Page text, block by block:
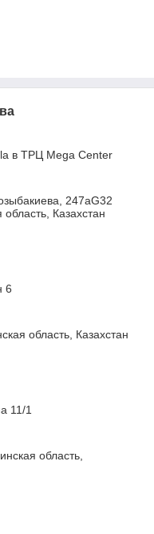
в ТРЦ Mega Center
247а​G32
Казахстан
6
область, Казахстан
11/1
область,